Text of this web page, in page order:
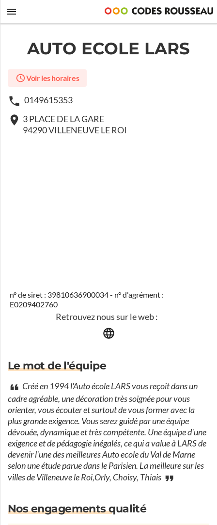
AUTO ECOLE LARS
Voir les horaires
0149615353
3 PLACE DE LA GARE
94290 VILLENEUVE LE ROI
n° de siret : 39810636900034 - n° d'agrément :
E0209402760
Retrouvez nous sur le web :
Le mot de l'équipe
Créé en 1994 l'Auto école LARS vous reçoit dans un
cadre agréable, une décoration très soignée pour vous
orienter, vous écouter et surtout de vous former avec la
plus grande exigence. Vous serez guidé par une équipe
dévouée, dynamique et très compétente. Une équipe d'une
exigence et de pédagogie inégalés, ce qui a value à LARS de
devenir l'une des meilleures Auto ecole du Val de Marne
selon une étude parue dans le Parisien. La meilleure sur les
villes de Villeneuve le Roi,Orly, Choisy, Thiais
Nos engagements qualité